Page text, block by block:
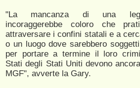
"La mancanza di una
incoraggerebbe coloro che
attraversare i confini statali e a
o un luogo dove sarebbero
per portare a termine il loro
Stati degli Stati Uniti devono
MGF", avverte la Gary.